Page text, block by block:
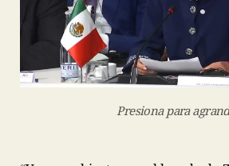
Presiona para